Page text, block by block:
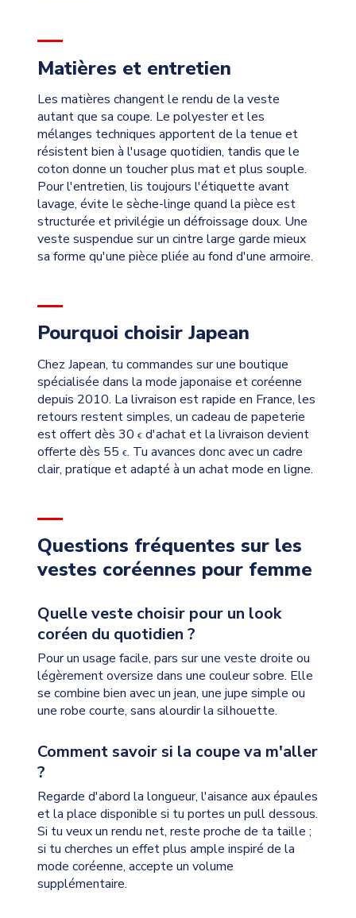
Matières et entretien
Les matières changent le rendu de la veste
autant que sa coupe. Le polyester et les
mélanges techniques apportent de la tenue et
résistent bien à l'usage quotidien, tandis que le
coton donne un toucher plus mat et plus souple.
Pour l'entretien, lis toujours l'étiquette avant
lavage, évite le sèche-linge quand la pièce est
structurée et privilégie un défroissage doux. Une
veste suspendue sur un cintre large garde mieux
sa forme qu'une pièce pliée au fond d'une armoire.
Pourquoi choisir Japean
Chez Japean, tu commandes sur une boutique
spécialisée dans la mode japonaise et coréenne
depuis 2010. La livraison est rapide en France, les
retours restent simples, un cadeau de papeterie
est offert dès 30 €d'achat et la livraison devient
offerte dès 55 €. Tu avances donc avec un cadre
clair, pratique et adapté à un achat mode en ligne.
Questions fréquentes sur les
vestes coréennes pour femme
Quelle veste choisir pour un look
coréen du quotidien ?
Pour un usage facile, pars sur une veste droite ou
légèrement oversize dans une couleur sobre. Elle
se combine bien avec un jean, une jupe simple ou
une robe courte, sans alourdir la silhouette.
Comment savoir si la coupe va m'aller
?
Regarde d'abord la longueur, l'aisance aux épaules
et la place disponible si tu portes un pull dessous.
Si tu veux un rendu net, reste proche de ta taille ;
si tu cherches un effet plus ample inspiré de la
mode coréenne, accepte un volume
supplémentaire.